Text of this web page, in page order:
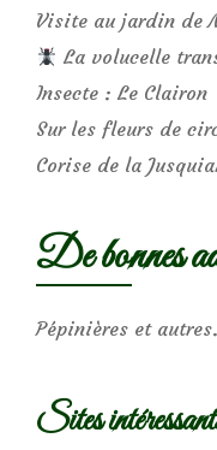
Visite au jardin de
La volucelle
Insecte : Le Clairon
Sur les fleurs de
Corise de la
De bonnes
Pépinières et
Sites